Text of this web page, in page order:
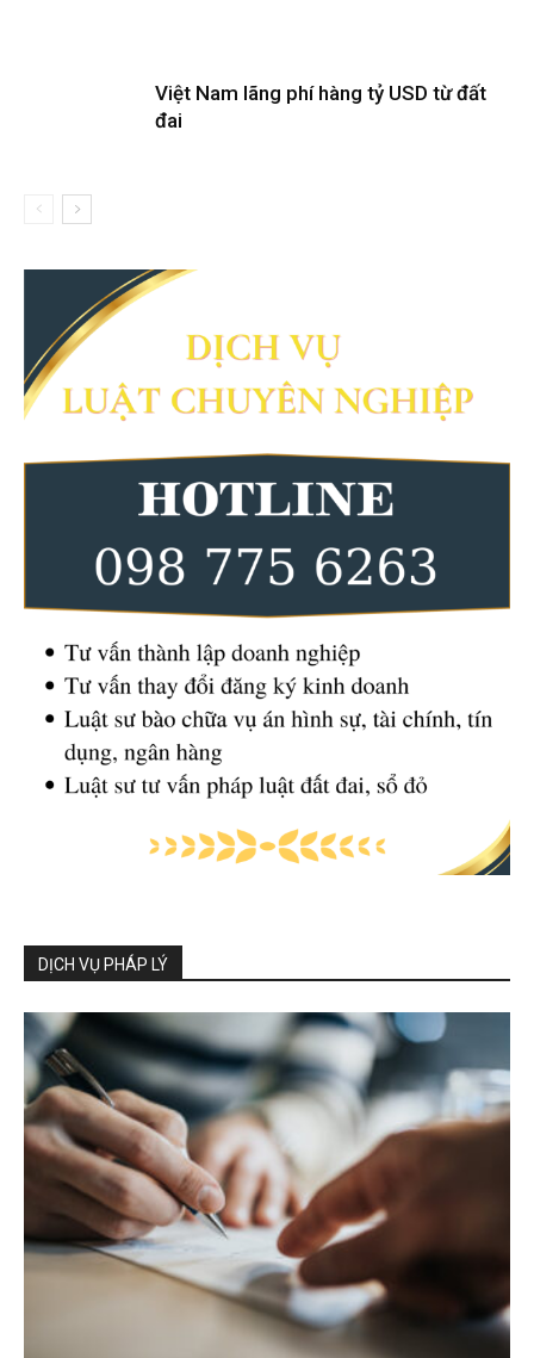
Việt Nam lãng phí hàng tỷ USD từ đất
đai
DỊCH VỤ PHÁP LÝ